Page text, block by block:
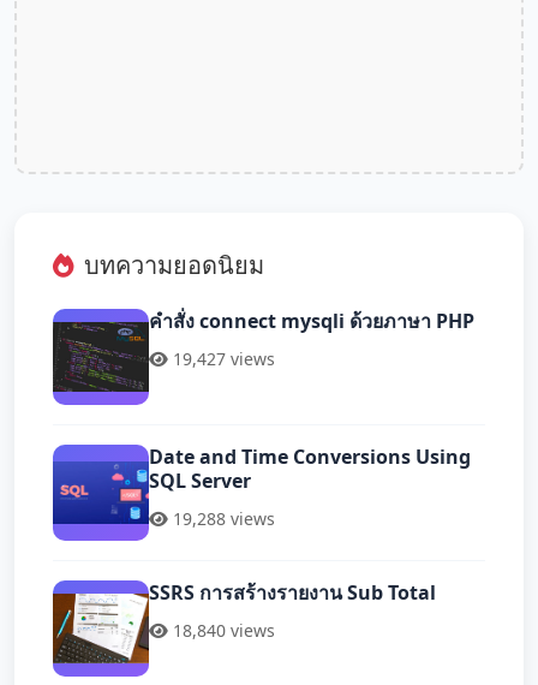
บทความยอดนิยม
คำสั่ง connect mysqli ด้วยภาษา PHP
19,427 views
Date and Time Conversions Using
SQL Server
19,288 views
SSRS การสร้างรายงาน Sub Total
18,840 views